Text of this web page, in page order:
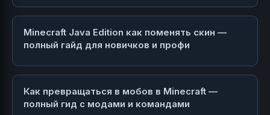
Minecraft Java Edition как поменять скин —
полный гайд для новичков и профи
Как превращаться в мобов в Minecraft —
полный гид с модами и командами